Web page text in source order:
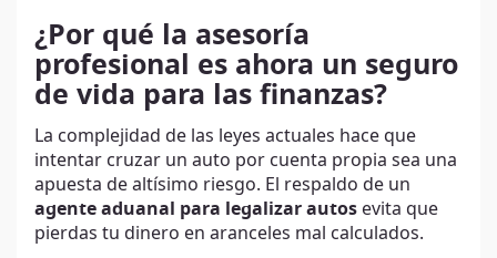
¿Por qué la asesoría
profesional es ahora un seguro
de vida para las finanzas?
La complejidad de las leyes actuales hace que
intentar cruzar un auto por cuenta propia sea una
apuesta de altísimo riesgo. El respaldo de un
agente aduanal para legalizar autos evita que
pierdas tu dinero en aranceles mal calculados.